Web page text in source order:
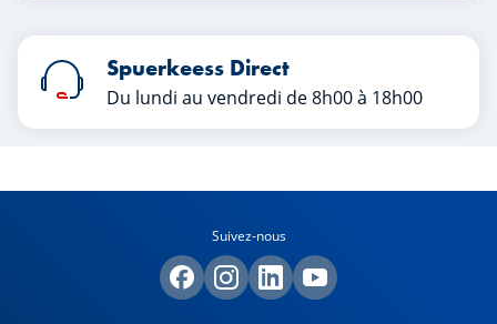
Spuerkeess Direct
Du lundi au vendredi de 8h00 à 18h00
Suivez-nous